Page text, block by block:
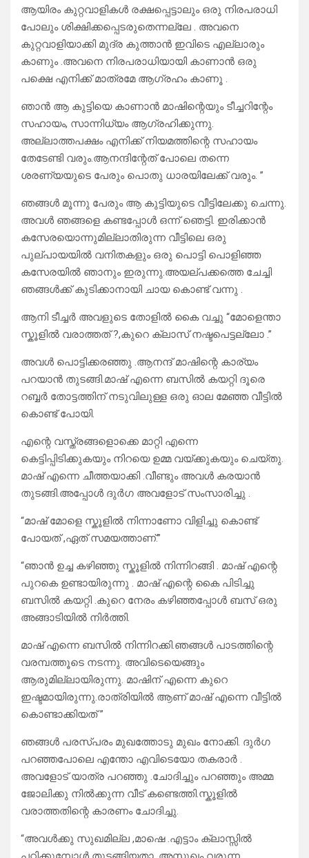
ആയിരം കുറ്റവാളികൾ രക്ഷപ്പെട്ടാലും ഒരു നിരപരാധി
പോലും ശിക്ഷിക്കപ്പെടരുതെന്നല്ലേ . അവനെ
കുറ്റവാളിയാക്കി മുദ്ര കുത്താൻ ഇവിടെ എല്ലാരും
കാണും .അവനെ നിരപരാധിയായി കാണാൻ ഒരു
പക്ഷെ എനിക്ക് മാത്രമേ ആഗ്രഹം കാണൂ .
ഞാൻ ആ കുട്ടിയെ കാണാൻ മാഷിന്റെയും ടീച്ചറിന്റേം
സഹായം, സാന്നിധ്യം ആഗ്രഹിക്കുന്നു.
അല്ലാത്തപക്ഷം എനിക്ക് നിയമത്തിന്റെ സഹായം
തേടേണ്ടി വരും.ആനന്ദിന്റേത് പോലെ തന്നെ
ശരണ്യയുടെ പേരും പൊതു ധാരയിലേക്ക് വരും. ”
ഞങ്ങൾ മൂന്നു പേരും ആ കുട്ടിയുടെ വീട്ടിലേക്കു ചെന്നു.
അവൾ ഞങ്ങളെ കണ്ടപ്പോൾ ഒന്ന് ഞെട്ടി. ഇരിക്കാൻ
കസേരയൊന്നുമില്ലാതിരുന്ന വീട്ടിലെ ഒരു
പുല്പായയിൽ വനിതകളും ഒരു പൊട്ടി പൊളിഞ്ഞ
കസേരയിൽ ഞാനും ഇരുന്നു.അയല്പക്കത്തെ ചേച്ചി
ഞങ്ങൾക്ക് കുടിക്കാനായി ചായ കൊണ്ട് വന്നു .
ആനി ടീച്ചർ അവളുടെ തോളിൽ കൈ വച്ചു “മോളെന്താ
സ്കൂളിൽ വരാത്തത് ?,കുറെ ക്ലാസ് നഷ്ടപെട്ടല്ലോ .”
അവൾ പൊട്ടിക്കരഞ്ഞു .ആനന്ദ് മാഷിന്റെ കാര്യം
പറയാൻ തുടങ്ങി.മാഷ് എന്നെ ബസിൽ കയറ്റി ദൂരെ
റബ്ബർ തോട്ടത്തിന് നടുവിലുള്ള ഒരു ഓല മേഞ്ഞ വീട്ടിൽ
കൊണ്ട് പോയി.
എന്റെ വസ്ത്രങ്ങളൊക്കെ മാറ്റി എന്നെ
കെട്ടിപ്പിടിക്കുകയും നിറയെ ഉമ്മ വയ്ക്കുകയും ചെയ്തു.
മാഷ് എന്നെ ചീത്തയാക്കി .വീണ്ടും അവൾ കരയാൻ
തുടങ്ങി.അപ്പോൾ ദുർഗ അവളോട് സംസാരിച്ചു .
“മാഷ് മോളെ സ്കൂളിൽ നിന്നാണോ വിളിച്ചു കൊണ്ട്
പോയത് ,ഏത് സമയത്താണ്.”
“ഞാൻ ഉച്ച കഴിഞ്ഞു സ്കൂളിൽ നിന്നിറങ്ങി . മാഷ് എന്റെ
പുറകെ ഉണ്ടായിരുന്നു . മാഷ് എന്റെ കൈ പിടിച്ചു
ബസിൽ കയറ്റി .കുറെ നേരം കഴിഞ്ഞപ്പോൾ ബസ് ഒരു
അങ്ങാടിയിൽ നിർത്തി.
മാഷ് എന്നെ ബസിൽ നിന്നിറക്കി.ഞങ്ങൾ പാടത്തിന്റെ
വരമ്പത്തൂടെ നടന്നു. അവിടെയെങ്ങും
ആരുമില്ലായിരുന്നു. മാഷിന് എന്നെ കുറെ
ഇഷ്ടമായിരുന്നു.രാത്രിയിൽ ആണ് മാഷ് എന്നെ വീട്ടിൽ
കൊണ്ടാക്കിയത് ”
ഞങ്ങൾ പരസ്പരം മുഖത്തോടു മുഖം നോക്കി. ദുർഗ
പറഞ്ഞപോലെ എന്തോ എവിടെയോ തകരാർ .
അവളോട് യാത്ര പറഞ്ഞു .ചോദിച്ചും പറഞ്ഞും അമ്മ
ജോലിക്കു നിൽക്കുന്ന വീട് കണ്ടെത്തി.സ്കൂളിൽ
വരാത്തതിന്റെ കാരണം ചോദിച്ചു.
“അവൾക്കു സുഖമില്ല ,മാഷെ .എട്ടാം ക്ലാസ്സിൽ